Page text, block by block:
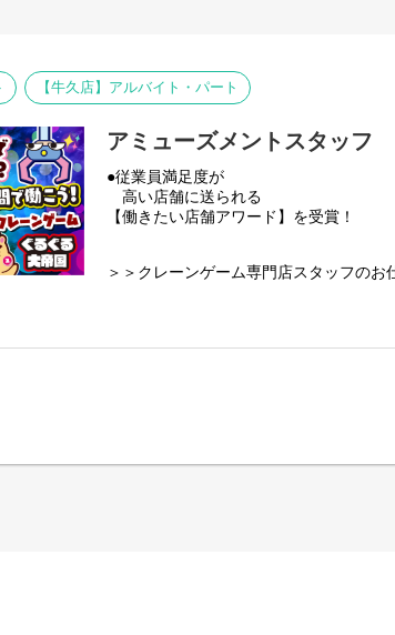
【牛久店】アルバイト・パート
アミューズメントスタッフ
●従業員満足度が
高い店舗に送られる
【働きたい店舗アワード】を受賞！
＞＞クレーンゲーム専門店スタッフのお
・フロアの清掃
「ありがとうございました」